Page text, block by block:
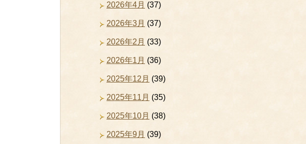
2026年4月 (37)
2026年3月 (37)
2026年2月 (33)
2026年1月 (36)
2025年12月 (39)
2025年11月 (35)
2025年10月 (38)
2025年9月 (39)